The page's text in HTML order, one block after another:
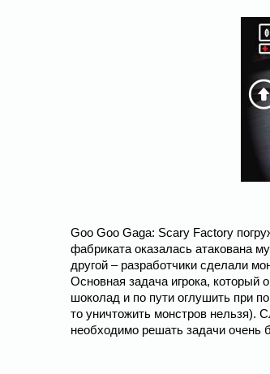
Goo Goo Gaga: Scary Factory
фабриката оказалась атакована
другой – разработчики сделали
Основная задача игрока, который
шоколад и по пути оглушить при
то уничтожить монстров нельзя).
необходимо решать задачи очень